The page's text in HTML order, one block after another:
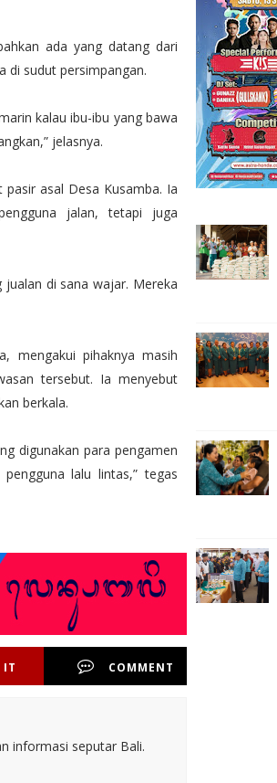
ada yang datang dari
di sudut persimpangan.
kalau ibu-ibu yang bawa
jelasnya.
asal Desa Kusamba. Ia
jalan, tetapi juga
jualan di sana wajar. Mereka
mengakui pihaknya masih
tersebut. Ia menyebut
berkala.
digunakan para pengamen
lalu lintas,” tegas
IT COMMENT
informasi seputar Bali.